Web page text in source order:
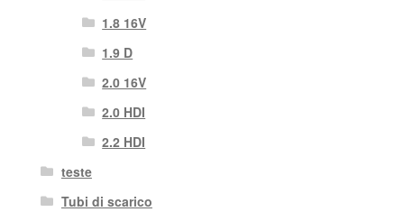
1.8 16V
1.9 D
2.0 16V
2.0 HDI
2.2 HDI
teste
Tubi di scarico